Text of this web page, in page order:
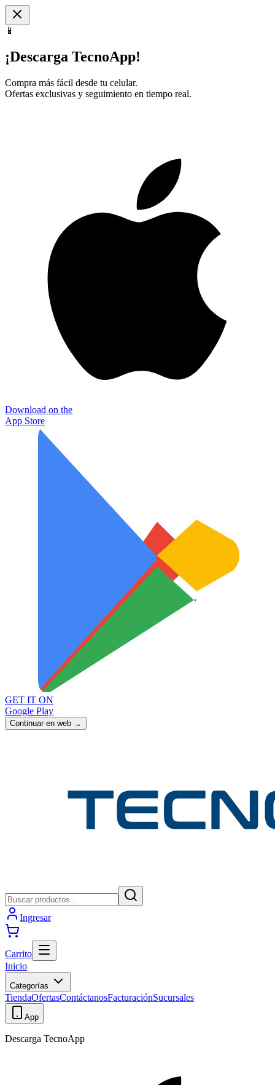
📱
¡Descarga TecnoApp!
Compra más fácil desde tu celular.
Ofertas exclusivas y seguimiento en tiempo real.
Download on the
App Store
GET IT ON
Google Play
Continuar en web →
Ingresar
Carrito
Inicio
Categorías
TiendaOfertasContáctanosFacturaciónSucursales
App
Descarga TecnoApp